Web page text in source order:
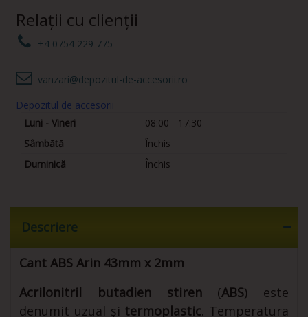
Relații cu clienții
+4 0754 229 775
vanzari@depozitul-de-accesorii.ro
Depozitul de accesorii
Luni - Vineri
08:00 - 17:30
Sâmbătă
Închis
Duminică
Închis
Descriere
Cant ABS Arin 43mm x 2mm
Acrilonitril butadien stiren(ABS) este
denumit uzual și termoplastic. Temperatura